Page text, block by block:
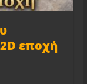
εποχή